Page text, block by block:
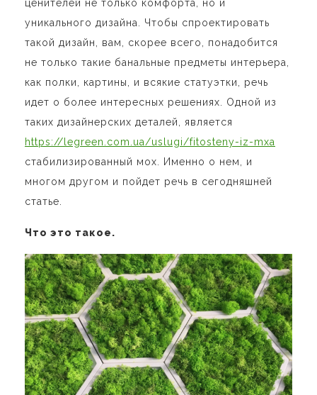
ценителей не только комфорта, но и
уникального дизайна. Чтобы спроектировать
такой дизайн, вам, скорее всего, понадобится
не только такие банальные предметы интерьера,
как полки, картины, и всякие статуэтки, речь
идет о более интересных решениях. Одной из
таких дизайнерских деталей, является
https://legreen.com.ua/uslugi/fitosteny-iz-mxa
стабилизированный мох. Именно о нем, и
многом другом и пойдет речь в сегодняшней
статье.
Что это такое.